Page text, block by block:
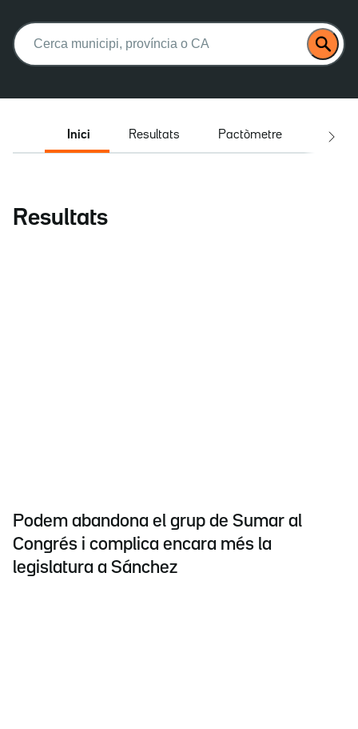
Buscar:
Inici Resultats Pactòmetre
Resultats
Podem abandona el grup de Sumar al
Congrés i complica encara més la
legislatura a Sánchez